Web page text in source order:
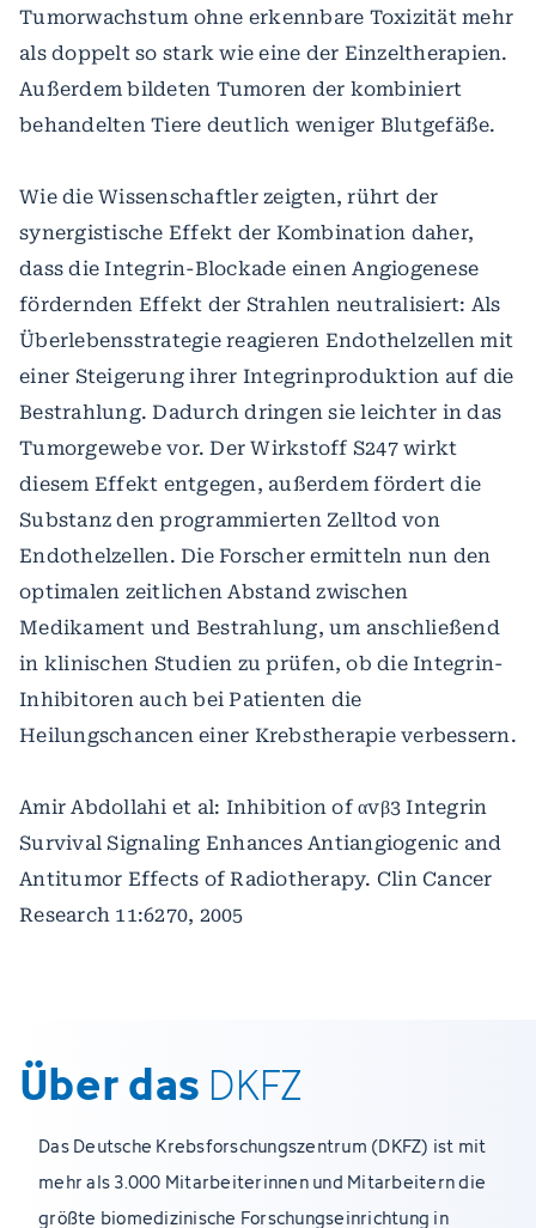
Tumorwachstum ohne erkennbare Toxizität mehr
als doppelt so stark wie eine der Einzeltherapien.
Außerdem bildeten Tumoren der kombiniert
behandelten Tiere deutlich weniger Blutgefäße.
Wie die Wissenschaftler zeigten, rührt der
synergistische Effekt der Kombination daher,
dass die Integrin-Blockade einen Angiogenese
fördernden Effekt der Strahlen neutralisiert: Als
Überlebensstrategie reagieren Endothelzellen mit
einer Steigerung ihrer Integrinproduktion auf die
Bestrahlung. Dadurch dringen sie leichter in das
Tumorgewebe vor. Der Wirkstoff S247 wirkt
diesem Effekt entgegen, außerdem fördert die
Substanz den programmierten Zelltod von
Endothelzellen. Die Forscher ermitteln nun den
optimalen zeitlichen Abstand zwischen
Medikament und Bestrahlung, um anschließend
in klinischen Studien zu prüfen, ob die Integrin-
Inhibitoren auch bei Patienten die
Heilungschancen einer Krebstherapie verbessern.
Amir Abdollahi et al: Inhibition of αvβ3 Integrin
Survival Signaling Enhances Antiangiogenic and
Antitumor Effects of Radiotherapy. Clin Cancer
Research 11:6270, 2005
Über das DKFZ
Das Deutsche Krebsforschungszentrum (DKFZ) ist mit
mehr als 3.000 Mitarbeiterinnen und Mitarbeitern die
größte biomedizinische Forschungseinrichtung in